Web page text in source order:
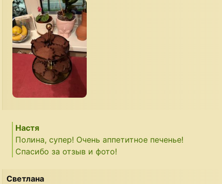
Настя
Полина, супер! Очень аппетитное печенье!
Спасибо за отзыв и фото!
Светлана